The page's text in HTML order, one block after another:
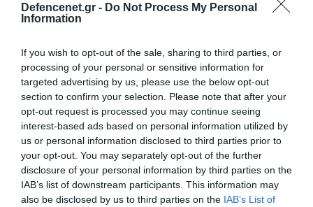
Defencenet.gr - Do Not Process My Personal
Information
If you wish to opt-out of the sale, sharing to third parties, or
processing of your personal or sensitive information for
targeted advertising by us, please use the below opt-out
section to confirm your selection. Please note that after your
opt-out request is processed you may continue seeing
interest-based ads based on personal information utilized by
us or personal information disclosed to third parties prior to
your opt-out. You may separately opt-out of the further
disclosure of your personal information by third parties on the
IAB’s list of downstream participants. This information may
also be disclosed by us to third parties on the IAB’s List of
Η Τουρκία πουλάει στην Ουκρανία όλο το
αμερικανικό πυραυλικό πυροβολικό της: MLRS